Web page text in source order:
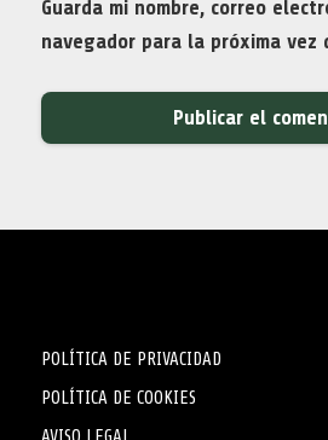
Guarda mi nombre, correo
navegador para la próxima vez
POLÍTICA DE PRIVACIDAD
POLÍTICA DE COOKIES